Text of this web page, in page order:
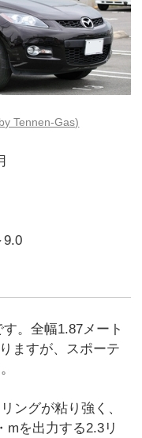
Tennen-Gas)
9.0
。全幅1.87メート
ますが、スポーテ
ングが粘り強く、
mを出力する2.3リ